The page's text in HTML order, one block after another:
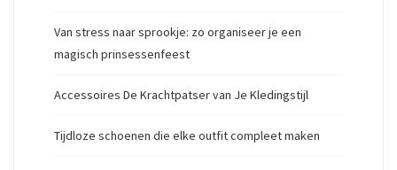
Van stress naar sprookje: zo organiseer je een
magisch prinsessenfeest
Accessoires De Krachtpatser van Je Kledingstijl
Tijdloze schoenen die elke outfit compleet maken